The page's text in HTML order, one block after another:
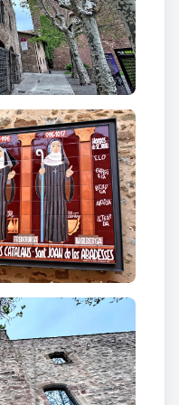
la figura de
de decadència.
l'any 1835
de
XIX i XX tingué
escola,
provisional de
que això
viu en la
a part essencial
rehabilitar-lo es
amb una primera
Bellapart.
de
Riera, però la
es reprengué
durant els